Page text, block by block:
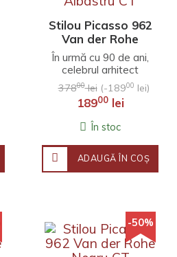
Stilou Picasso 962
Van der Rohe
Albastru CT
În urmă cu 90 de ani,
celebrul arhitect
Ludwig Mies van der
Rohe a propus
conceptul de design
„Less ..
37800lei (-18900 lei)
18900lei
În stoc
ADAUGĂ ÎN COŞ
-50%